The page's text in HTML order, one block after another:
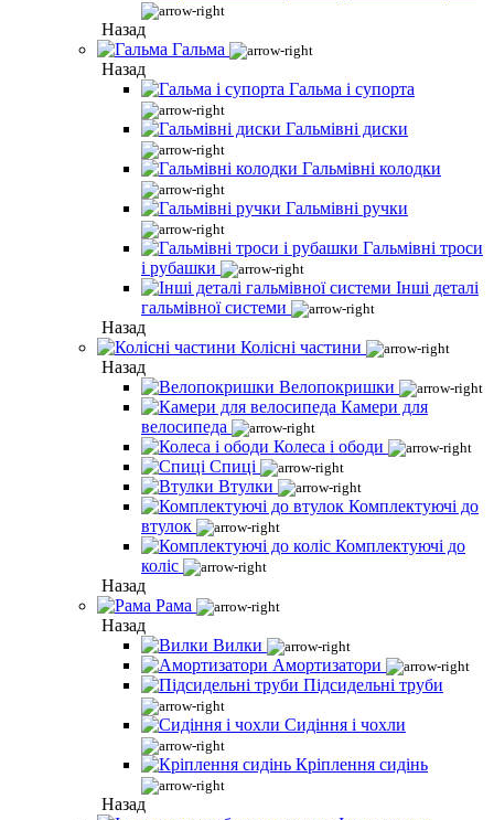
Назад
Гальма
Назад
Гальма і супорта
Гальмівні диски
Гальмівні колодки
Гальмівні ручки
Гальмівні троси
і рубашки
Інші деталі
гальмівної системи
Назад
Колісні частини
Назад
Велопокришки
Камери для
велосипеда
Колеса і ободи
Спиці
Втулки
Комплектуючі до
втулок
Комплектуючі до
коліс
Назад
Рама
Назад
Вилки
Амортизатори
Підсидельні труби
Сидіння і чохли
Кріплення сидінь
Назад